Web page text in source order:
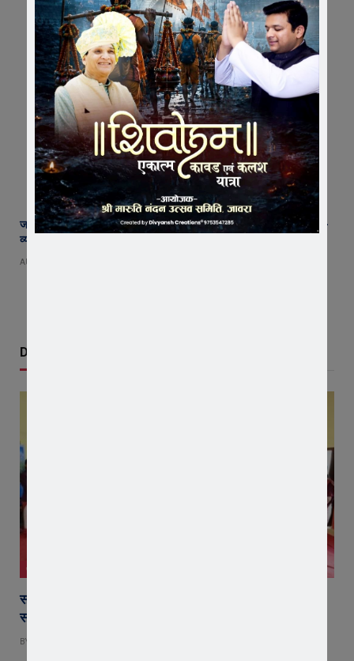
जावरा SDM कार्यालय पहुंचे रतलाम कलेक्टर अजय कटेसरिया, रिकॉर्ड और कानून-
व्यवस्था की तैयारियों का किया निरीक्षण
AUGUST 7, 2026
Don't Miss
जावरा
सरस्वती शिशु मंदिर पहुंचे संगठन मंत्री योगेश शर्मा, बच्चों को दिलाया
संस्कारों का संकल्प
BY